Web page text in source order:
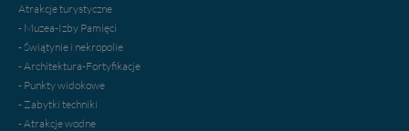
Atrakcje turystyczne
- Muzea-Izby Pamięci
- Świątynie i nekropolie
- Architektura-Fortyfikacje
- Punkty widokowe
- Zabytki techniki
- Atrakcje wodne